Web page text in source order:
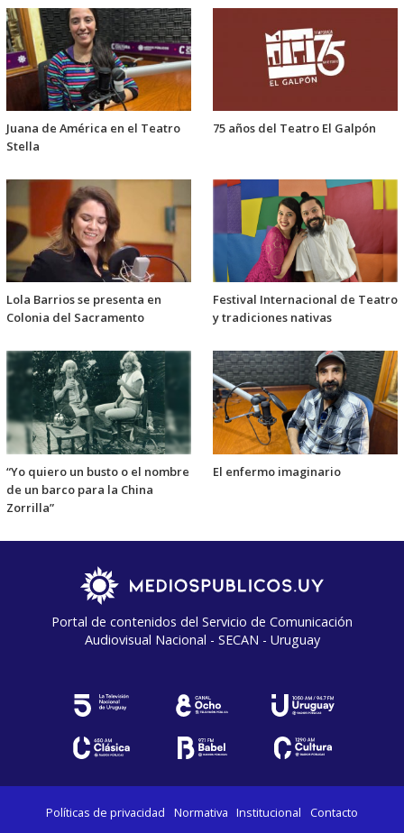
Juana de América en el Teatro
Stella
75 años del Teatro El Galpón
Lola Barrios se presenta en
Colonia del Sacramento
Festival Internacional de Teatro
y tradiciones nativas
“Yo quiero un busto o el nombre
de un barco para la China
Zorrilla”
El enfermo imaginario
Portal de contenidos del Servicio de Comunicación
Audiovisual Nacional - SECAN - Uruguay
Políticas de privacidad Normativa Institucional Contacto